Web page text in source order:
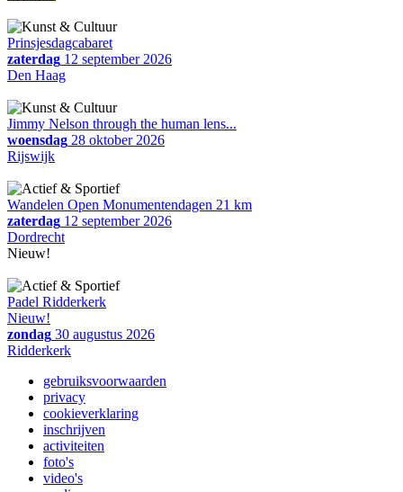
Prinsjesdagcabaret
zaterdag 12 september 2026
Den Haag
Jimmy Nelson through the human lens...
woensdag 28 oktober 2026
Rijswijk
Wandelen Open Monumentendagen 21 km
zaterdag 12 september 2026
Dordrecht
Nieuw!
Padel Ridderkerk
Nieuw!
zondag 30 augustus 2026
Ridderkerk
gebruiksvoorwaarden
privacy
cookieverklaring
inschrijven
activiteiten
foto's
video's